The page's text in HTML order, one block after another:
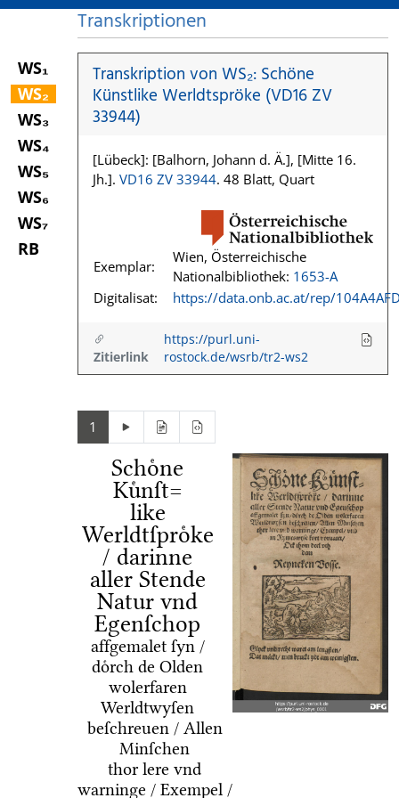
WS₁
WS₂
WS₃
WS₄
WS₅
WS₆
WS₇
RB
Transkriptionen
Transkription von WS₂: Schöne
Künstlike Werldtspröke (VD16 ZV
33944)
[Lübeck]: [Balhorn, Johann d. Ä.], [Mitte 16.
Jh.]. VD16 ZV 33944. 48 Blatt, Quart
Exemplar:
Wien, Österreichische
Nationalbibliothek: 1653-A
Digitalisat:
https://data.onb.ac.at/rep/
Zitierlink
https://purl.uni-
rostock.de/wsrb/tr2-ws2
1
Schoͤne
Kuͤnſt=
like
Werldtſproͤke
/ darinne
aller Stende
Natur vnd
Egenſchop
affgemalet ſyn /
doͤrch de Olden
wolerfaren
Werldtwyſen
beſchreuen / Allen
Minſchen
thor lere vnd
warninge / Exempel /